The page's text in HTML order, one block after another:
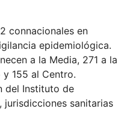
connacionales en
epidemiológica.
a la Media, 271 a la
155 al Centro.
del Instituto de
jurisdicciones sanitarias